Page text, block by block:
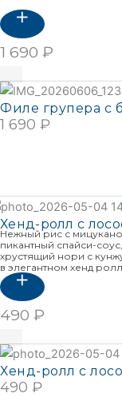
1 690 ₽
Филе групера с
1 690 ₽
Хенд-ролл с
Нежный рис с
пикантный спайси-
хрустящий нори с
в элегантном хенд
490 ₽
Хенд-ролл с
490 ₽